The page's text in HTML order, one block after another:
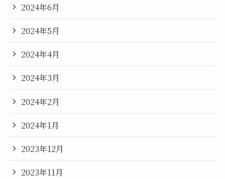
2024年6月
2024年5月
2024年4月
2024年3月
2024年2月
2024年1月
2023年12月
2023年11月